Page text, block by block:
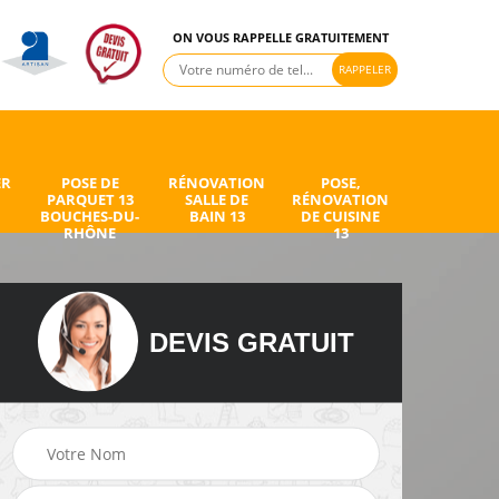
ON VOUS RAPPELLE GRATUITEMENT
POSE DE
PARQUET 13
BOUCHES-DU-
RHÔNE
RÉNOVATION
SALLE DE
BAIN 13
POSE,
RÉNOVATION
DE CUISINE
13
Electricien 13
DEVIS GRATUIT